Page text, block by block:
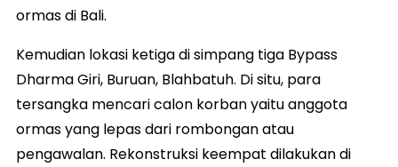
ormas di Bali.
Kemudian lokasi ketiga di simpang tiga Bypass
Dharma Giri, Buruan, Blahbatuh. Di situ, para
tersangka mencari calon korban yaitu anggota
ormas yang lepas dari rombongan atau
pengawalan. Rekonstruksi keempat dilakukan di